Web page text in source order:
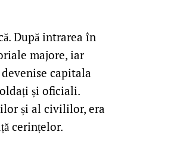
După intrarea în
majore, iar
capitala
și oficiali.
și al civililor, era
cerințelor.